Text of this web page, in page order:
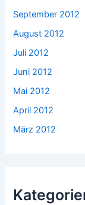
September 2012
August 2012
Juli 2012
Juni 2012
Mai 2012
April 2012
März 2012